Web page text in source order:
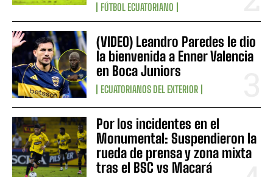
FÚTBOL ECUATORIANO
(VIDEO) Leandro Paredes le dio
la bienvenida a Enner Valencia
en Boca Juniors
ECUATORIANOS DEL EXTERIOR
Por los incidentes en el
Monumental: Suspendieron la
rueda de prensa y zona mixta
tras el BSC vs Macará